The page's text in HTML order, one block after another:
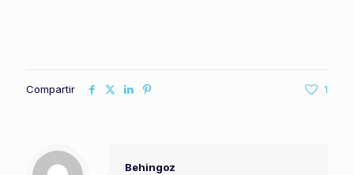
Compartir 1
Behingoz